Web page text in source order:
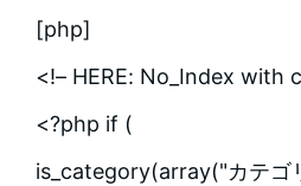
[php]
<!– HERE: No_Index with
<?php if (
is_category(array("カテゴ